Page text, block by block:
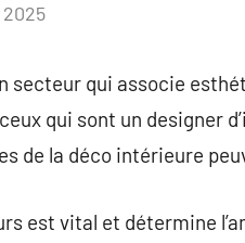
secteur qui associe
qui sont un designer
de la déco intérieure
est vital et détermine